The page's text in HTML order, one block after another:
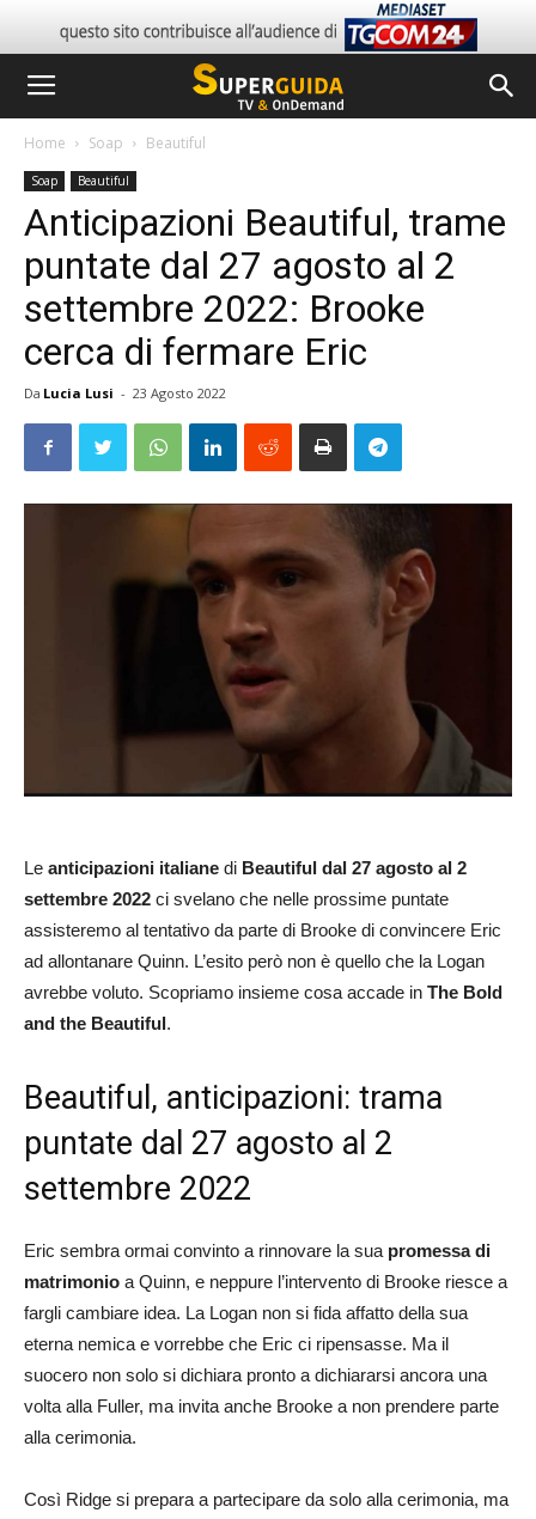
Home Soap Beautiful
Soap Beautiful
Anticipazioni Beautiful, trame
puntate dal 27 agosto al 2
settembre 2022: Brooke
cerca di fermare Eric
Da Lucia Lusi - 23 Agosto 2022
Le anticipazioni italiane di Beautiful dal 27 agosto al 2
settembre 2022 ci svelano che nelle prossime puntate
assisteremo al tentativo da parte di Brooke di convincere Eric
ad allontanare Quinn. L’esito però non è quello che la Logan
avrebbe voluto. Scopriamo insieme cosa accade in The Bold
and the Beautiful.
Beautiful, anticipazioni: trama
puntate dal 27 agosto al 2
settembre 2022
Eric sembra ormai convinto a rinnovare la sua promessa di
matrimonio a Quinn, e neppure l’intervento di Brooke riesce a
fargli cambiare idea. La Logan non si fida affatto della sua
eterna nemica e vorrebbe che Eric ci ripensasse. Ma il
suocero non solo si dichiara pronto a dichiararsi ancora una
volta alla Fuller, ma invita anche Brooke a non prendere parte
alla cerimonia.
Così Ridge si prepara a partecipare da solo alla cerimonia, ma